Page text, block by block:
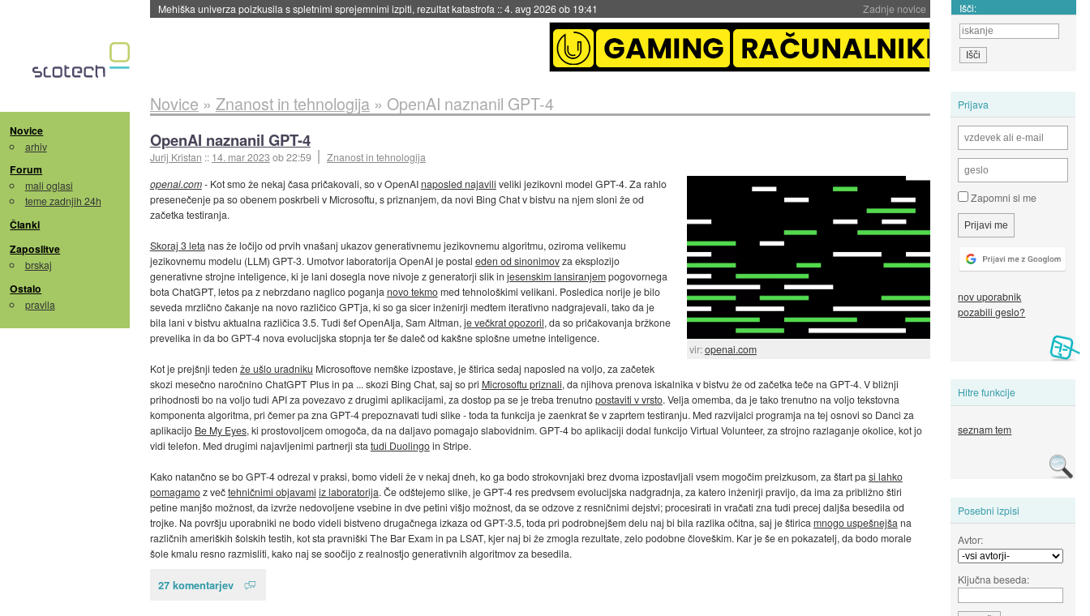
Zadnje novice
Evropska vesoljska agencija razvija svojo raketo za večkratno uporabo::4. avg 2026 ob 19:41 Išči:
Novice
arhiv
Forum
mali oglasi
teme zadnjih 24h
Članki
Zaposlitve
brskaj
Ostalo
pravila
Prijava
Zapomni si me
nov uporabnik
pozabili geslo?
Hitre funkcije
seznam tem
Posebni izpisi
Avtor:
Ključna beseda:
Novice » Znanost in tehnologija» OpenAI naznanil GPT-4
OpenAI naznanil GPT-4
Jurij Kristan :: 14. mar 2023 ob 22:59 Znanost in tehnologija
vir:openai.com
openai.com- Kot smo že nekaj časa pričakovali, so v OpenAInaposled najavili veliki jezikovni model GPT-4. Za rahlo
presenečenje pa so obenem poskrbeli v Microsoftu, s priznanjem, da novi Bing Chat v bistvu na njem sloni že od
začetka testiranja.
Skoraj 3 leta nas že ločijo od prvih vnašanj ukazov generativnemu jezikovnemu algoritmu, oziroma velikemu
jezikovnemu modelu (LLM) GPT-3. Umotvor laboratorija OpenAI je postal eden od sinonimovza eksplozijo
generativne strojne inteligence, ki je lani dosegla nove nivoje z generatorji slik in jesenskim lansiranjempogovornega
bota ChatGPT, letos pa z nebrzdano naglico poganja novo tekmomed tehnološkimi velikani. Posledica norije je bilo
seveda mrzlično čakanje na novo različico GPTja, ki so ga sicer inženirji medtem iterativno nadgrajevali, tako da je
bila lani v bistvu aktualna različica 3.5. Tudi šef OpenAIja, Sam Altman, je večkrat opozoril, da so pričakovanja bržkone
prevelika in da bo GPT-4 nova evolucijska stopnja ter še daleč od kakšne splošne umetne inteligence.
Kot je prejšnji teden že ušlo uradniku Microsoftove nemške izpostave, je štirica sedaj naposled na voljo, za začetek
skozi mesečno naročnino ChatGPT Plus in pa ... skozi Bing Chat, saj so pri Microsoftu priznali, da njihova prenova iskalnika v bistvu že od začetka teče na GPT-4. V bližnji
prihodnosti bo na voljo tudi API za povezavo z drugimi aplikacijami, za dostop pa se je treba trenutnopostaviti v vrsto. Velja omemba, da je tako trenutno na voljo tekstovna
komponenta algoritma, pri čemer pa zna GPT-4 prepoznavati tudi slike - toda ta funkcija je zaenkrat še v zaprtem testiranju. Med razvijalci programja na tej osnovi so Danci za
aplikacijo Be My Eyes, ki prostovoljcem omogoča, da na daljavo pomagajo slabovidnim. GPT-4 bo aplikaciji dodal funkcijo Virtual Volunteer, za strojno razlaganje okolice, kot jo
vidi telefon. Med drugimi najavljenimi partnerji sta tudi Duolingoin Stripe.
Kako natančno se bo GPT-4 odrezal v praksi, bomo videli že v nekaj dneh, ko ga bodo strokovnjaki brez dvoma izpostavljali vsem mogočim preizkusom, za štart pa si lahko
pomagamoz večtehničnimi objavami iz laboratorija. Če odštejemo slike, je GPT-4 res predvsem evolucijska nadgradnja, za katero inženirji pravijo, da ima za približno štiri
petine manjšo možnost, da izvrže nedovoljene vsebine in dve petini višjo možnost, da se odzove z resničnimi dejstvi; procesirati in vračati zna tudi precej daljša besedila od
trojke. Na površju uporabniki ne bodo videli bistveno drugačnega izkaza od GPT-3.5, toda pri podrobnejšem delu naj bi bila razlika očitna, saj je štirica mnogo uspešnejša na
različnih ameriških šolskih testih, kot sta pravniški The Bar Exam in pa LSAT, kjer naj bi že zmogla rezultate, zelo podobne človeškim. Kar je še en pokazatelj, da bodo morale
šole kmalu resno razmisliti, kako naj se soočijo z realnostjo generativnih algoritmov za besedila.
27 komentarjev